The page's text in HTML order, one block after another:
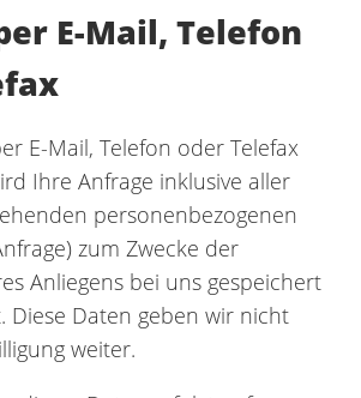
E-Mail, Telefon
E-Mail, Telefon oder Telefax
Ihre Anfrage inklusive aller
personenbezogenen
zum Zwecke der
Anliegens bei uns gespeichert
Diese Daten geben wir nicht
weiter.